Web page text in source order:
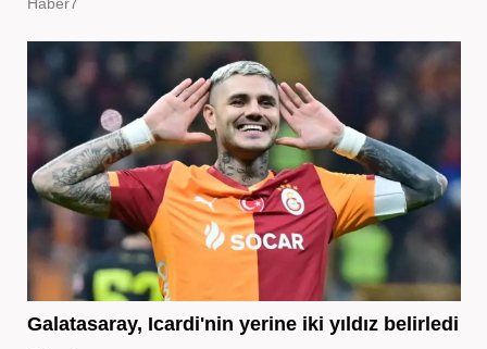
Galatasaray, Icardi'nin yerine iki yıldız belirledi